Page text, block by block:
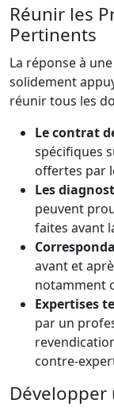
Réunir les
Pertinents
La réponse à
solidement
réunir tous les
Le contrat
spécifiques
offertes par
Les
peuvent
faites avant
avant et
notamment
Expertises
par un
contre-
Développer